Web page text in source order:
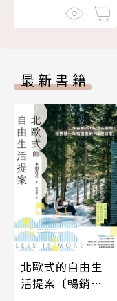
最新書籍
北歐式的自由生
活提案〔暢銷新